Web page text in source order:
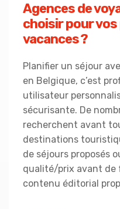
Agences de
choisir pour
vacances ?
Planifier un séjour
en Belgique, c’est
utilisateur
sécurisante. De
recherchent avant
destinations
de séjours proposés
qualité/prix avant de
contenu éditorial